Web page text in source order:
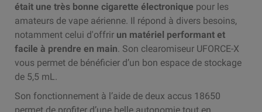
était une très bonne cigarette électronique pour les
amateurs de vape aérienne. Il répond à divers besoins,
notamment celui d'offrir un matériel performant et
facile à prendre en main. Son clearomiseur UFORCE-X
vous permet de bénéficier d’un bon espace de stockage
de 5,5 mL.
Son fonctionnement à l’aide de deux accus 18650
permet de profiter d’une belle autonomie tout en